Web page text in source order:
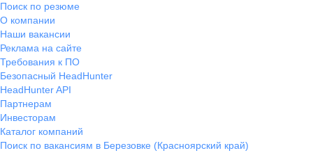
Поиск по резюме
О компании
Наши вакансии
Реклама на сайте
Требования к ПО
Безопасный HeadHunter
HeadHunter API
Партнерам
Инвесторам
Каталог компаний
Поиск по вакансиям в Березовке (Красноярский край)